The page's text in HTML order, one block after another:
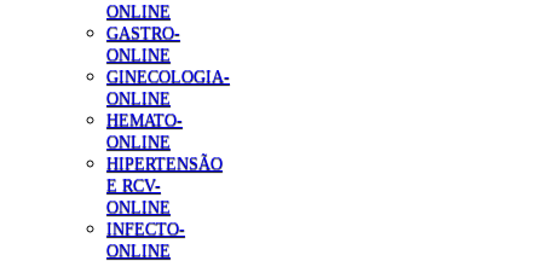
ONLINE
GASTRO-
ONLINE
GINECOLOGIA-
ONLINE
HEMATO-
ONLINE
HIPERTENSÃO
E RCV-
ONLINE
INFECTO-
ONLINE